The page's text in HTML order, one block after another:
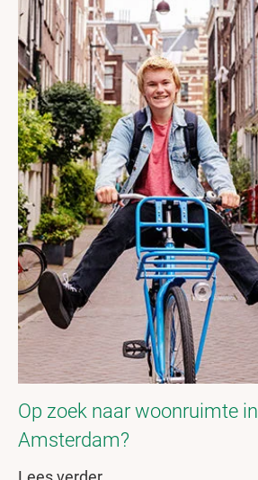
Op zoek naar woonruimte in
Amsterdam?